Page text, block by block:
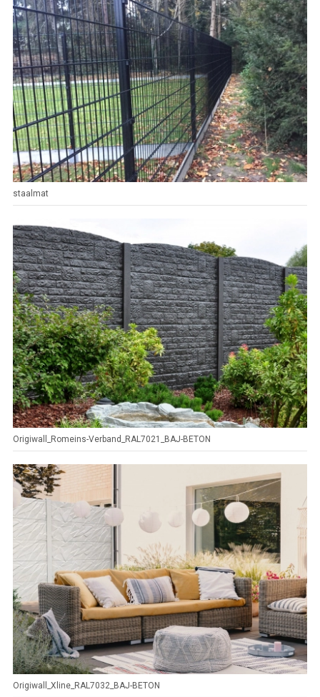
staalmat
Origiwall_Romeins-Verband_RAL7021_BAJ-BETON
Origiwall_Xline_RAL7032_BAJ-BETON